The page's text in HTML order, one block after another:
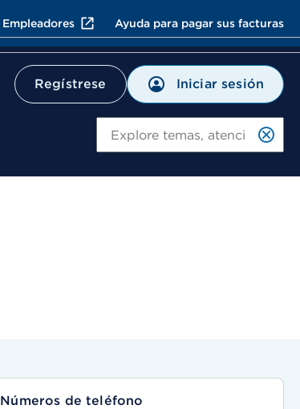
Empleadores Ayuda para pagar sus facturas
Regístrese Iniciar sesión
Números de teléfono